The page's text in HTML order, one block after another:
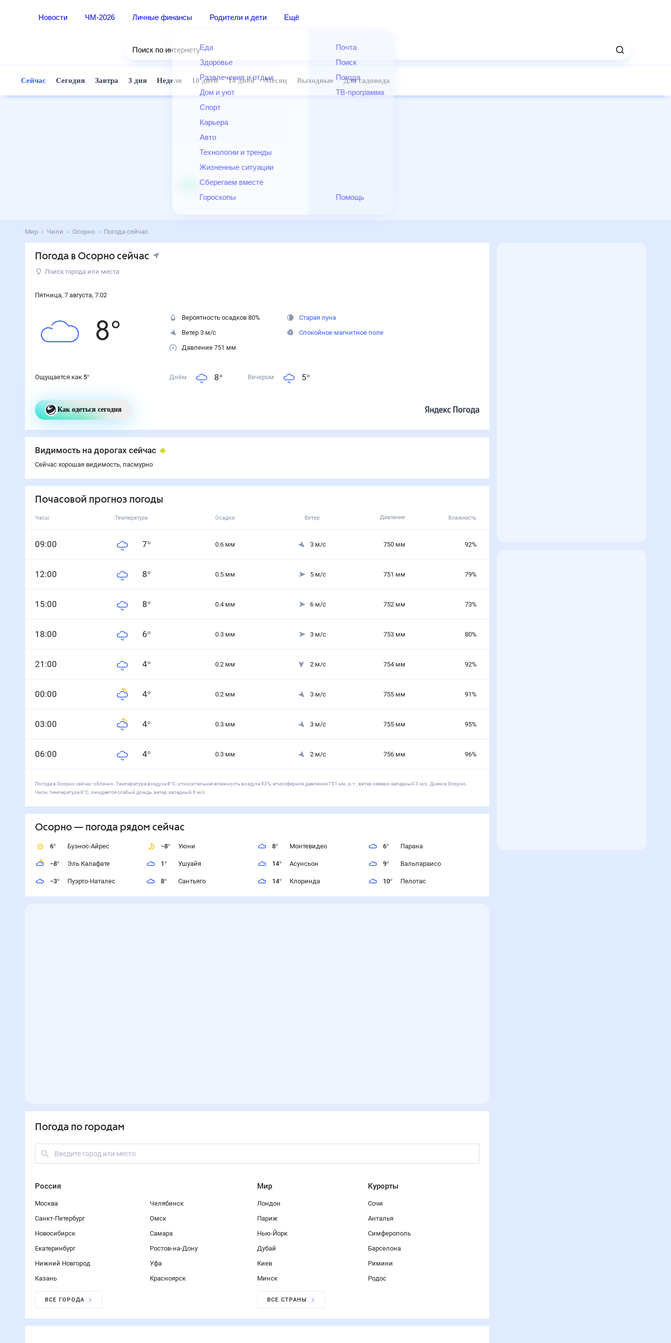
Новости ЧМ-2026 Личные финансы Родители и дети Ещё
Еда
Здоровье
Развлечения и отдых
Дом и уют
Спорт
Карьера
Авто
Технологии и тренды
Жизненные ситуации
Сберегаем вместе
Гороскопы
Почта
Поиск
Погода
ТВ-программа
Помощь
Поиск по интернету
Сейчас Сегодня Завтра 3 дня Неделя 10 дней 14 дней Месяц Выходные Для садовода
Мир Чили Осорно Погода сейчас
Погода в Осорносейчас
Поиск города или места
Пятница, 7 августа, 7:02
8°
Ощущается как 5°
Вероятность осадков 80%
Ветер 3 м/с
Давление 751 мм
Старая луна
Спокойное магнитное поле
Днём 8° Вечером 5°
Как одеться сегодня
Видимость на дорогах сейчас
Сейчас хорошая видимость, пасмурно
Почасовой прогноз погоды
Часы Температура Осадки Ветер Давление Влажность
09:00 7° 0.6мм 3м/с 750мм 92%
12:00 8° 0.5мм 5м/с 751 мм 79%
15:00 8° 0.4мм 6м/с 752мм 73%
18:00 6° 0.3мм 3м/с 753мм 80%
21 :00 4° 0.2мм 2м/с 754мм 92%
00:00 4° 0.2мм 3м/с 755мм 91%
03:00 4° 0.3мм 3м/с 755мм 95%
06:00 4° 0.3мм 2м/с 756мм 96%
Погода в Осорно сейчас: облачно. Температура воздуха 8°С, относительная влажность воздуха 93%, атмосферное давление 751 мм. р.т., ветер северо-западный 3 м/с. Днем в Осорно,
Чили, температура 8°С, ожидается слабый дождь, ветер западный 6 м/с.
Осорно— погода рядом сейчас
6° Буэнос-Айрес
−8° Эль Калафате
−3° Пуэрто-Наталес
−8° Уюни
1° Ушуайя
8° Сантьяго
8° Монтевидео
14° Асунсьон
14° Клоринда
6° Парана
9° Вальпараисо
10° Пелотас
Погода по городам
Россия
Москва
Санкт-Петербург
Новосибирск
Екатеринбург
Нижний Новгород
Казань
Челябинск
Омск
Самара
Ростов-на-Дону
Уфа
Красноярск
ВСЕ ГОРОДА
Мир
Лондон
Париж
Нью-Йорк
Дубай
Киев
Минск
Курорты
Сочи
Анталья
Симферополь
Барселона
Римини
Родос
ВСЕ СТРАНЫ